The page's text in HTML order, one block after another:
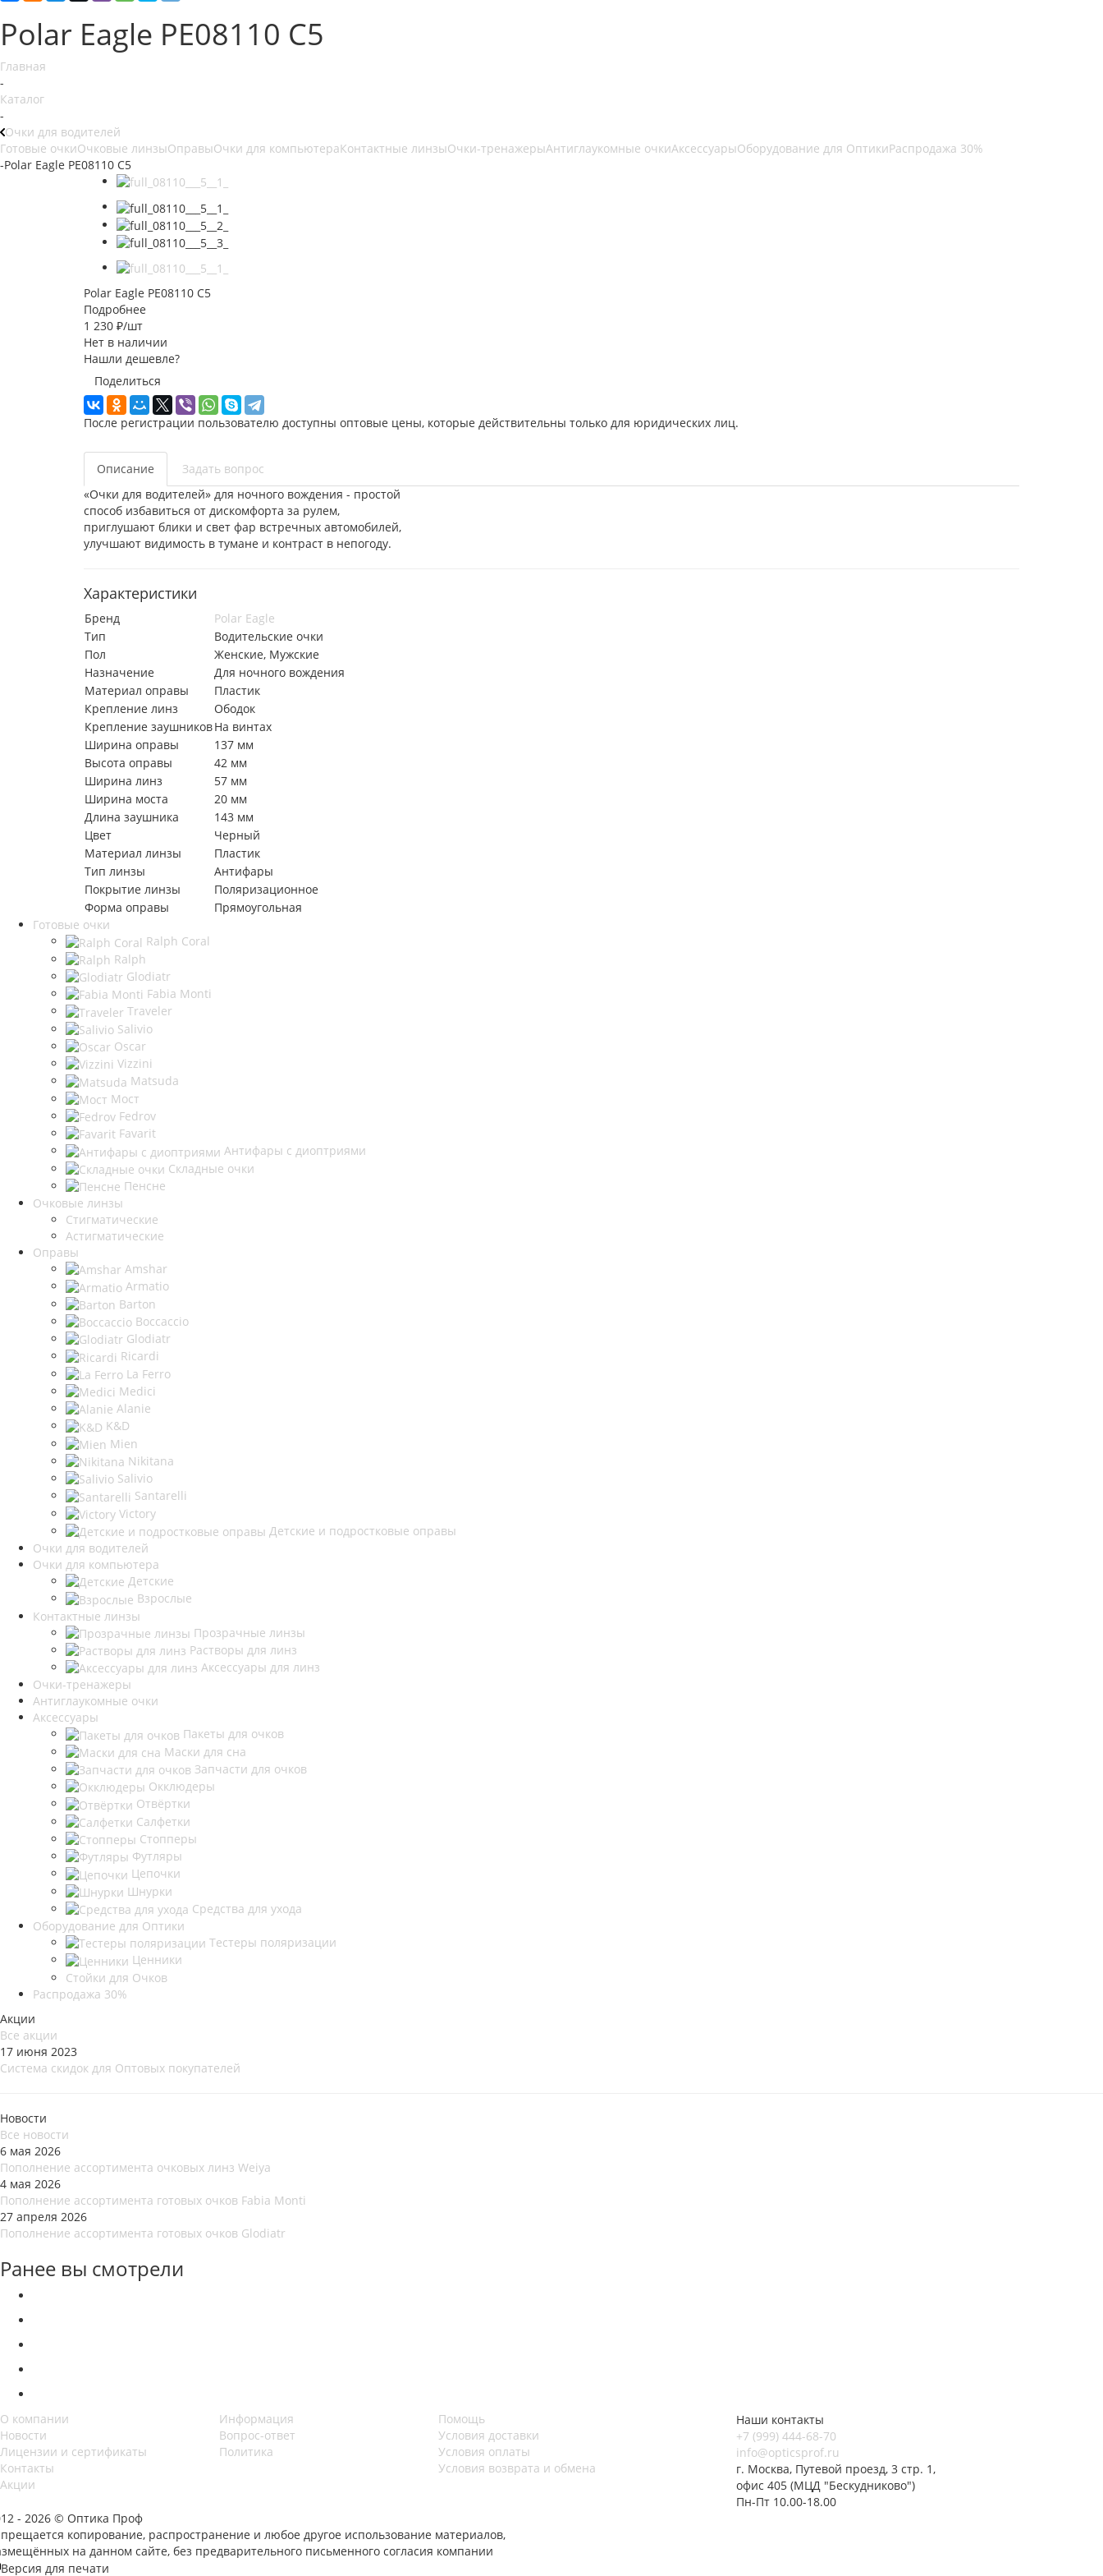
Polar Eagle PE08110 C5
Главная
-
Каталог
-
Очки для водителей
Готовые очкиОчковые линзыОправыОчки для компьютераКонтактные линзыОчки-тренажерыАнтиглаукомные очкиАксессуарыОборудование для ОптикиРаспродажа 30%
-Polar Eagle PE08110 C5
Polar Eagle PE08110 C5
Подробнее
1 230 ₽/шт
Нет в наличии
Нашли дешевле?
Поделиться
После регистрации пользователю доступны оптовые цены, которые действительны только для юридических лиц.
Описание
Задать вопрос
«Очки для водителей» для ночного вождения - простой
способ избавиться от дискомфорта за рулем,
приглушают блики и свет фар встречных автомобилей,
улучшают видимость в тумане и контраст в непогоду.
Характеристики
Бренд
Polar Eagle
Тип
Водительские очки
Пол
Женские, Мужские
Назначение
Для ночного вождения
Материал оправы
Пластик
Крепление линз
Ободок
Крепление заушниковНа винтах
Ширина оправы
137 мм
Высота оправы
42 мм
Ширина линз
57 мм
Ширина моста
20 мм
Длина заушника
143 мм
Цвет
Черный
Материал линзы
Пластик
Тип линзы
Антифары
Покрытие линзы
Поляризационное
Форма оправы
Прямоугольная
Готовые очки
Ralph Coral
Ralph
Glodiatr
Fabia Monti
Traveler
Salivio
Oscar
Vizzini
Matsuda
Мост
Fedrov
Favarit
Антифары с диоптриями
Складные очки
Пенсне
Очковые линзы
Стигматические
Астигматические
Оправы
Amshar
Armatio
Barton
Boccaccio
Glodiatr
Ricardi
La Ferro
Medici
Alanie
K&D
Mien
Nikitana
Salivio
Santarelli
Victory
Детские и подростковые оправы
Очки для водителей
Очки для компьютера
Детские
Взрослые
Контактные линзы
Прозрачные линзы
Растворы для линз
Аксессуары для линз
Очки-тренажеры
Антиглаукомные очки
Аксессуары
Пакеты для очков
Маски для сна
Запчасти для очков
Окклюдеры
Отвёртки
Салфетки
Стопперы
Футляры
Цепочки
Шнурки
Средства для ухода
Оборудование для Оптики
Тестеры поляризации
Ценники
Стойки для Очков
Распродажа 30%
Акции
Все акции
17 июня 2023
Система скидок для Оптовых покупателей
Новости
Все новости
6 мая 2026
Пополнение ассортимента очковых линз Weiya
4 мая 2026
Пополнение ассортимента готовых очков Fabia Monti
27 апреля 2026
Пополнение ассортимента готовых очков Glodiatr
Ранее вы смотрели
О компании
Новости
Лицензии и сертификаты
Контакты
Акции
Информация
Вопрос-ответ
Политика
Помощь
Условия доставки
Условия оплаты
Условия возврата и обмена
Наши контакты
+7 (999) 444-68-70
info@opticsprof.ru
г. Москва, Путевой проезд, 3 стр. 1,
офис 405 (МЦД "Бескудниково")
Пн-Пт 10.00-18.00
- 2026 © Оптика Проф
копирование, распространение и любое другое использование материалов,
на данном сайте, без предварительного письменного согласия компании
Версия для печати